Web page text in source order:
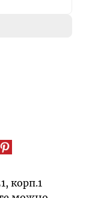
корп.1